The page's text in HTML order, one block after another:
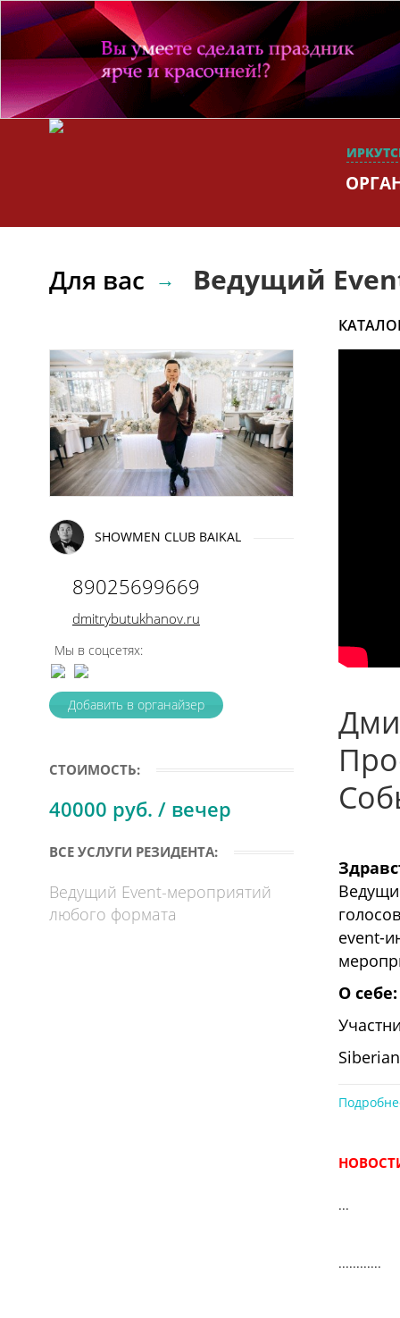
Для вас Ведущий
SHOWMEN CLUB BAIKAL
89025699669
dmitrybutukhanov.ru
Мы в соцсетях:
Добавить в органайзер
СТОИМОСТЬ:
40000 руб. / вечер
ВСЕ УСЛУГИ РЕЗИДЕНТА:
Ведущий Event-мероприятий
любого формата
event-
О себе:
...
............